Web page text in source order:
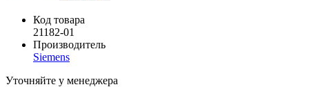
Код товара
21182-01
Производитель
Siemens
Уточняйте у менеджера